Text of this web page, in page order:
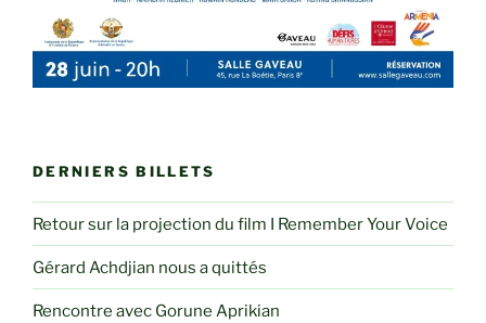
DERNIERS BILLETS
Retour sur la projection du film I Remember Your Voice
Gérard Achdjian nous a quittés
Rencontre avec Gorune Aprikian